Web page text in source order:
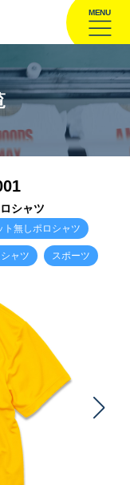
MENU
シャツ
ト無しポロシャツ
ャツ スポーツ